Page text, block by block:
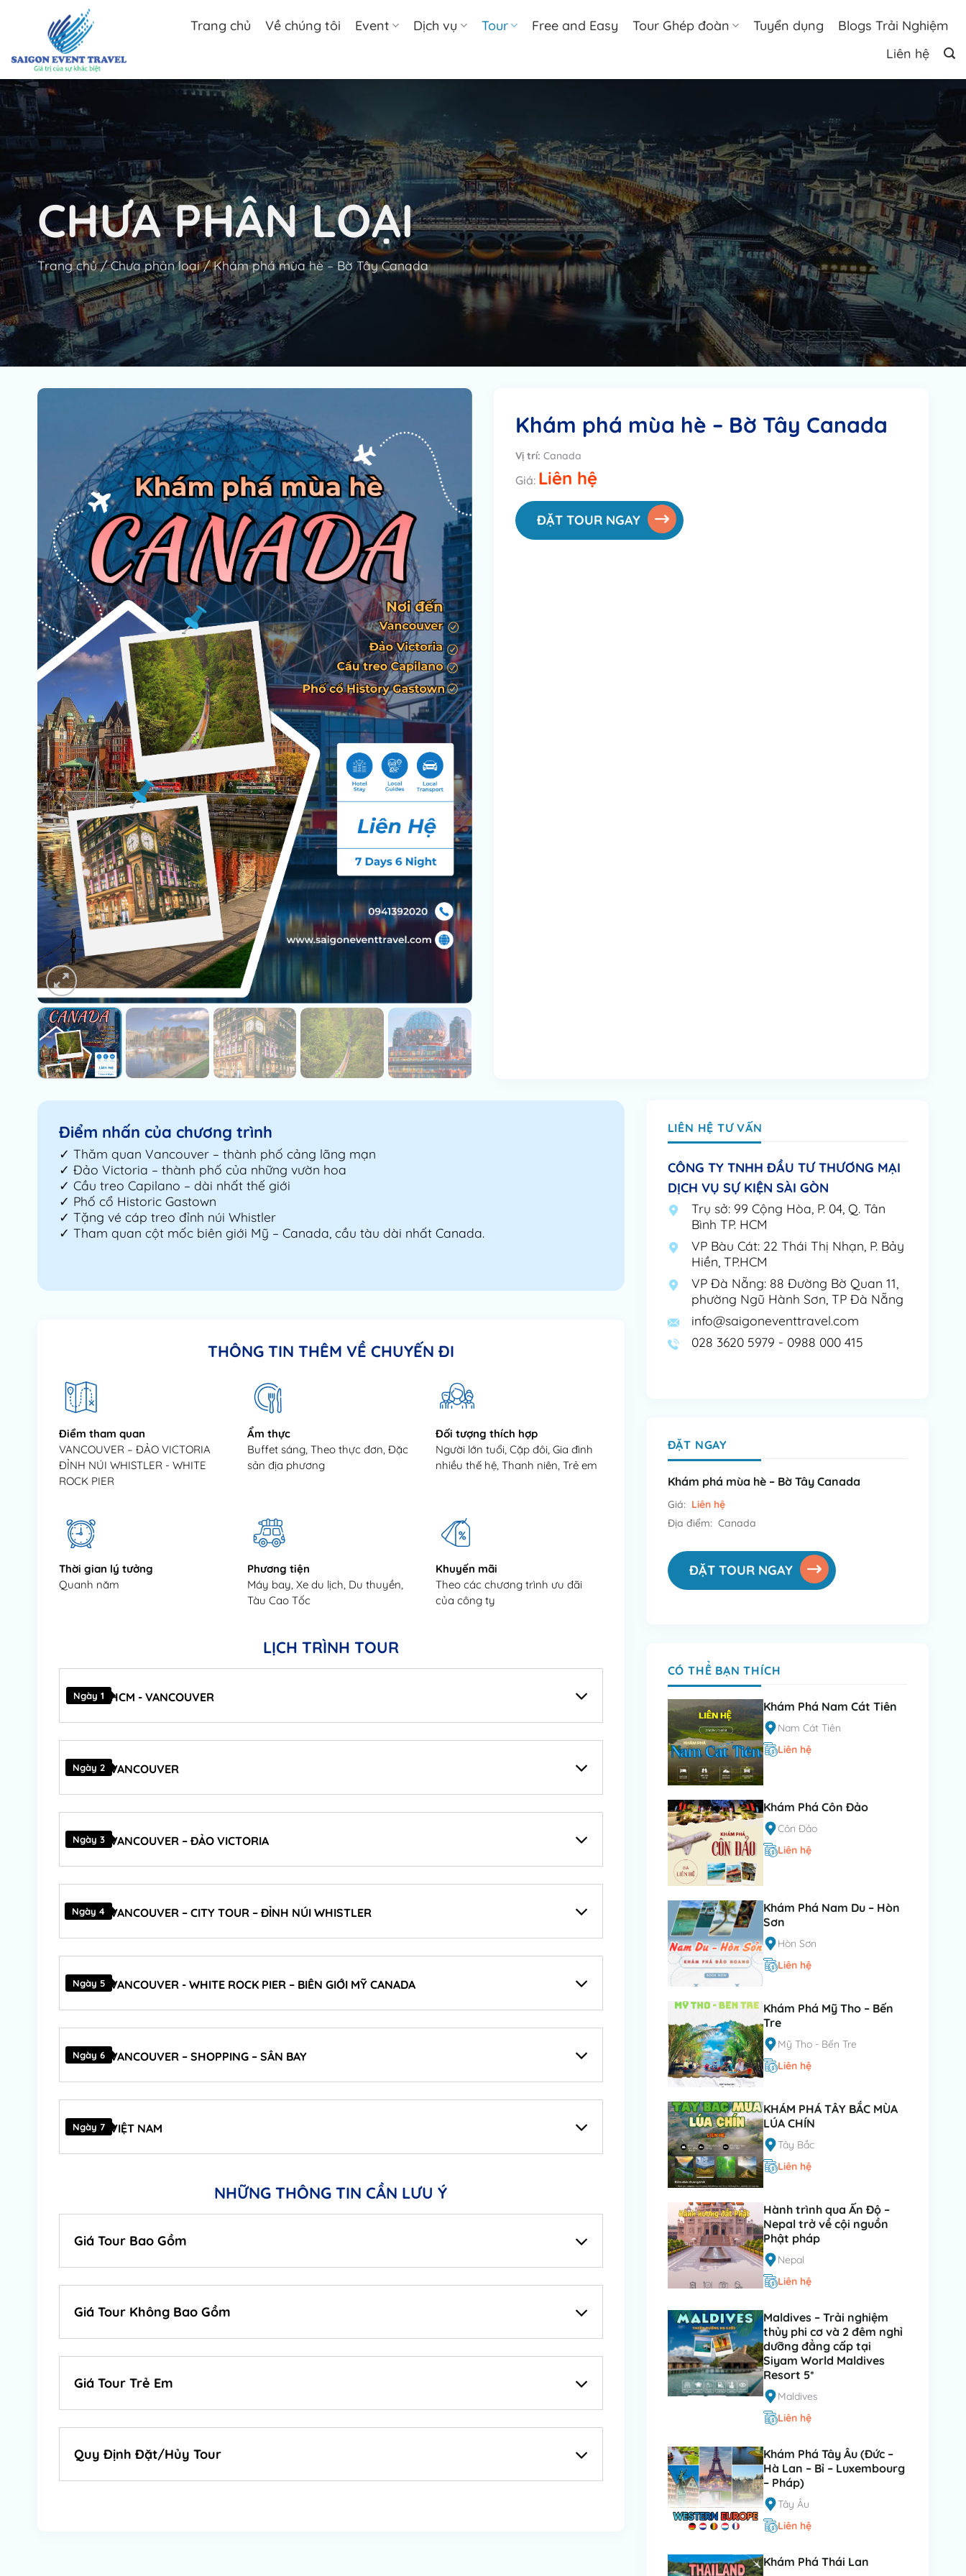
dung
Trang chủ Về chúng tôi Event Dịch vụ Tour Free and Easy Tour Ghép đoàn Tuyển dụng
Blogs Trải Nghiệm
Liên hệ
CHƯA PHÂN LOẠI
Trang chủ/Chưa phân loại/Khám phá mùa hè – Bờ Tây Canada
Khám phá mùa hè – Bờ Tây Canada
Vị trí: Canada
Giá: Liên hệ
ĐẶT TOUR NGAY
Điểm nhấn của chương trình
✓ Thăm quan Vancouver – thành phố cảng lãng mạn
✓ Đảo Victoria – thành phố của những vườn hoa
✓ Cầu treo Capilano – dài nhất thế giới
✓ Phố cổ Historic Gastown
✓ Tặng vé cáp treo đỉnh núi Whistler
✓ Tham quan cột mốc biên giới Mỹ – Canada, cầu tàu dài nhất Canada.
THÔNG TIN THÊM VỀ CHUYẾN ĐI
Điểm tham quan
VANCOUVER – ĐẢO VICTORIA
ĐỈNH NÚI WHISTLER - WHITE
ROCK PIER
Ẩm thực
Buffet sáng, Theo thực đơn, Đặc
sản địa phương
Đối tượng thích hợp
Người lớn tuổi, Cặp đôi, Gia đình
nhiều thế hệ, Thanh niên, Trẻ em
Thời gian lý tưởng
Quanh năm
Phương tiện
Máy bay, Xe du lịch, Du thuyền,
Tàu Cao Tốc
Khuyến mãi
Theo các chương trình ưu đãi
của công ty
LỊCH TRÌNH TOUR
Ngày 1 HCM - VANCOUVER
Ngày 2 VANCOUVER
Ngày 3 VANCOUVER – ĐẢO VICTORIA
Ngày 4 VANCOUVER – CITY TOUR – ĐỈNH NÚI WHISTLER
Ngày 5 VANCOUVER - WHITE ROCK PIER – BIÊN GIỚI MỸ CANADA
Ngày 6 VANCOUVER – SHOPPING – SÂN BAY
Ngày 7 VIỆT NAM
NHỮNG THÔNG TIN CẦN LƯU Ý
Giá Tour Bao Gồm
Giá Tour Không Bao Gồm
Giá Tour Trẻ Em
Quy Định Đặt/Hủy Tour
LIÊN HỆ TƯ VẤN
CÔNG TY TNHH ĐẦU TƯ THƯƠNG MẠI
DỊCH VỤ SỰ KIỆN SÀI GÒN
Trụ sở: 99 Cộng Hòa, P. 04, Q. Tân
Bình TP. HCM
VP Bàu Cát: 22 Thái Thị Nhạn, P. Bảy
Hiền, TP.HCM
VP Đà Nẵng: 88 Đường Bờ Quan 11,
phường Ngũ Hành Sơn, TP Đà Nẵng
info@saigoneventtravel.com
028 3620 5979 - 0988 000 415
ĐẶT NGAY
Khám phá mùa hè – Bờ Tây Canada
Giá: Liên hệ
Địa điểm: Canada
ĐẶT TOUR NGAY
CÓ THỂ BẠN THÍCH
Khám Phá Nam Cát Tiên
Nam Cát Tiên
Liên hệ
Khám Phá Côn Đảo
Côn Đảo
Liên hệ
Khám Phá Nam Du – Hòn
Sơn
Hòn Sơn
Liên hệ
Khám Phá Mỹ Tho – Bến
Tre
Mỹ Tho - Bến Tre
Liên hệ
KHÁM PHÁ TÂY BẮC MÙA
LÚA CHÍN
Tây Bắc
Liên hệ
Hành trình qua Ấn Độ –
Nepal trở về cội nguồn
Phật pháp
Nepal
Liên hệ
Maldives – Trải nghiệm
thủy phi cơ và 2 đêm nghỉ
dưỡng đẳng cấp tại
Siyam World Maldives
Resort 5*
Maldives
Liên hệ
Khám Phá Tây Âu (Đức –
Hà Lan – Bỉ – Luxembourg
– Pháp)
Tây Âu
Liên hệ
Khám Phá Thái Lan